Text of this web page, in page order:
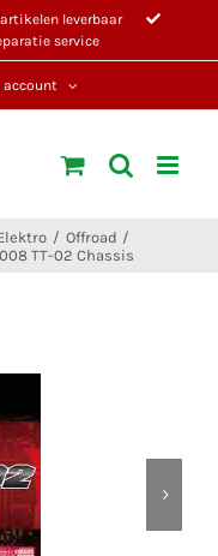
leverbaar
service
account
Offroad
TT-02 Chassis